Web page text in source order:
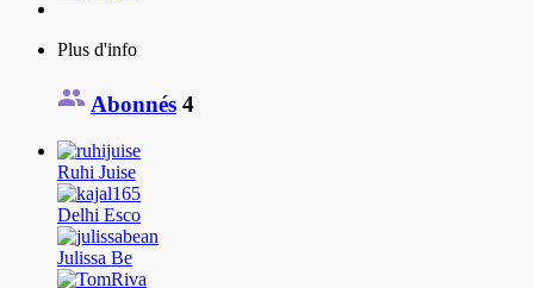
Plus d'info
Abonnés 4
Ruhi Juise
Delhi Esco
Julissa Be